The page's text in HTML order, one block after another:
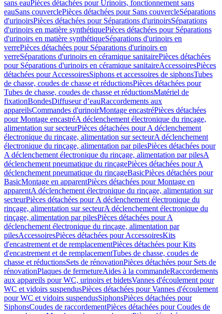
sans eauPièces détachées pour Urinoirs, fonctionnement sans
eauSans couverclePièces détachées pour Sans couvercleSéparations
d'urinoirsPièces détachées pour Séparations d'urinoirsSéparations
d'urinoirs en matière synthétiquePièces détachées pour Séparations
d'urinoirs en matière synthétiqueSéparations d'urinoirs en
verrePièces détachées pour Séparations d'urinoirs en
verreSéparations d'urinoirs en céramique sanitairePièces détachées
pour Séparations d'urinoirs en céramique sanitaireAccessoiresPièces
détachées pour AccessoiresSiphons et accessoires de siphonsTubes
de chasse, coudes de chasse et réductionsPièces détachées pour
Tubes de chasse, coudes de chasse et réductionsMatériel de
fixationBondesDiffuseur d’eauRaccordements aux
appareilsCommandes d'urinoirMontage encastréPièces détachées
pour Montage encastréA déclenchement électronique du rinçage,
alimentation sur secteurPièces détachées pour A déclenchement
électronique du rinçage, alimentation sur secteurA déclenchement
électronique du rinçage, alimentation par pilesPièces détachées pour
A déclenchement électronique du rinçage, alimentation par pilesA
déclenchement pneumatique du rinçagePièces détachées pour A
déclenchement pneumatique du rinçageBasicPièces détachées pour
BasicMontage en apparentPièces détachées pour Montage en
apparentA déclenchement électronique du rinçage, alimentation sur
secteurPièces détachées pour A déclenchement électronique du
rinçage, alimentation sur secteurA déclenchement électronique du
rinçage, alimentation par pilesPièces détachées pour A
déclenchement électronique du rinçage, alimentation par
pilesAccessoiresPièces détachées pour AccessoiresKits
d'encastrement et de remplacementPièces détachées pour Kits
d'encastrement et de remplacementTubes de chasse, coudes de
chasse et réductionsSets de rénovationPièces détachées pour Sets de
rénovationPlaques de fermetureAides à la commandeRaccordements
aux appareils pour WC, urinoirs et bidetsVannes d'écoulement pour
WC et vidoirs suspendusPièces détachées pour Vannes d'écoulement
pour WC et vidoirs suspendusSiphonsPièces détachées pour
SiphonsCoudes de raccordementPièces détachées pour Coudes de